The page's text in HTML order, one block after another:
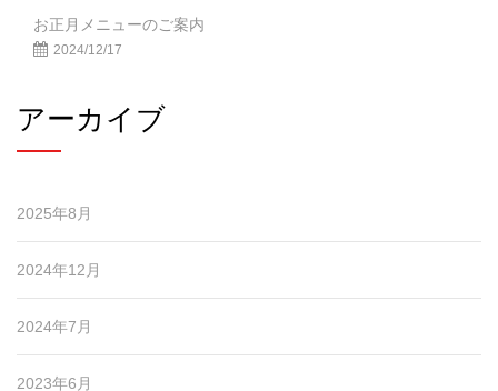
お正月メニューのご案内
2024/12/17
アーカイブ
2025年8月
2024年12月
2024年7月
2023年6月